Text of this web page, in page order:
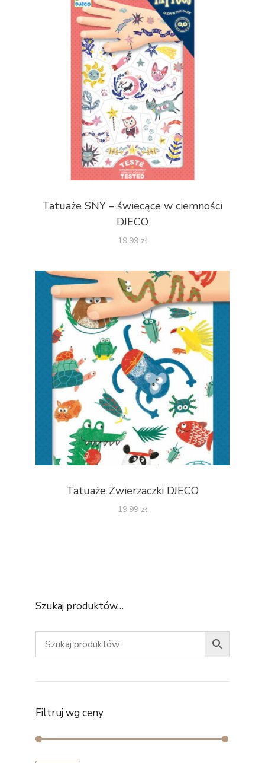
Tatuaże SNY – świecące w ciemności
DJECO
19,99 zł
Tatuaże Zwierzaczki DJECO
19,99 zł
Szukaj produktów…
Filtruj wg ceny